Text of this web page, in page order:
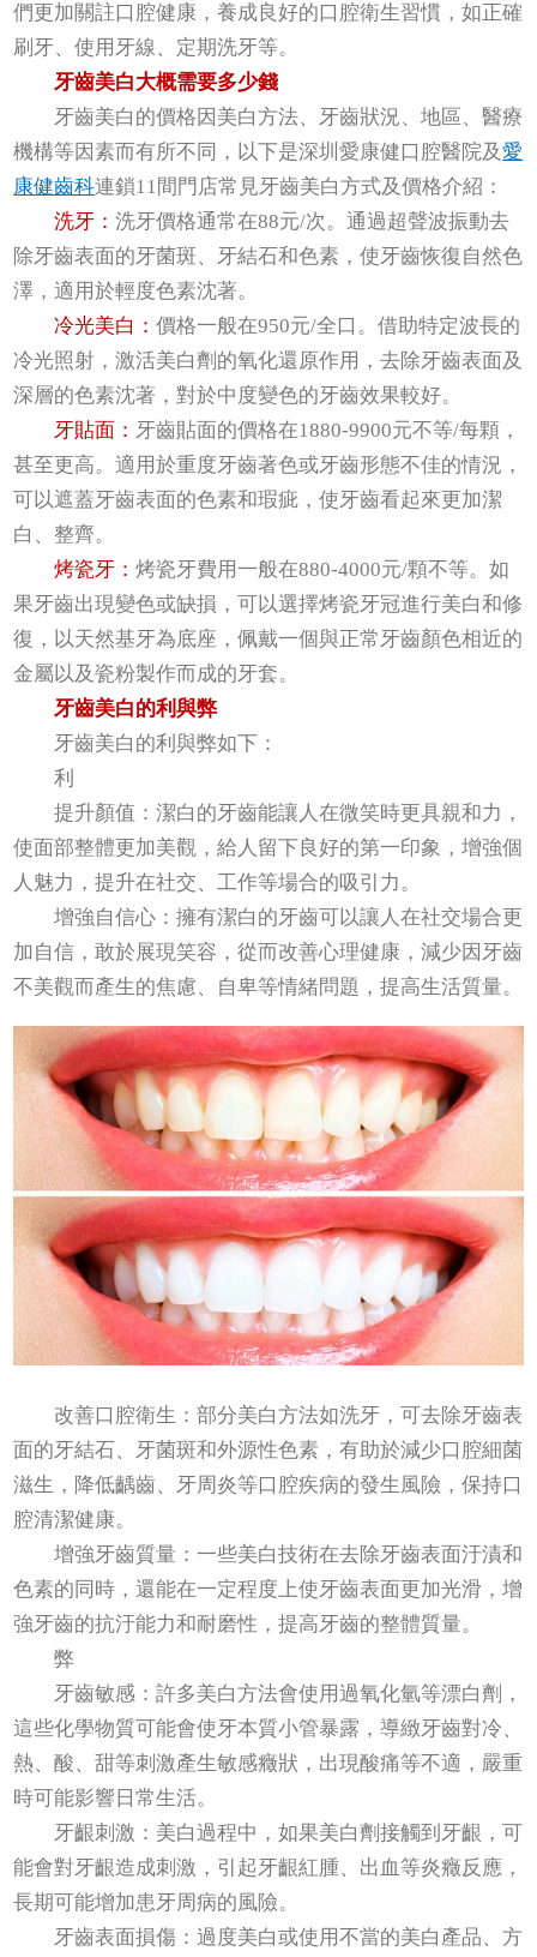
們更加關註口腔健康，養成良好的口腔衛生習慣，如正確
刷牙、使用牙線、定期洗牙等。
牙齒美白大概需要多少錢
牙齒美白的價格因美白方法、牙齒狀況、地區、醫療
機構等因素而有所不同，以下是深圳愛康健口腔醫院及愛
康健齒科連鎖11間門店常見牙齒美白方式及價格介紹：
洗牙：洗牙價格通常在88元/次。通過超聲波振動去
除牙齒表面的牙菌斑、牙結石和色素，使牙齒恢復自然色
澤，適用於輕度色素沈著。
冷光美白：價格一般在950元/全口。借助特定波長的
冷光照射，激活美白劑的氧化還原作用，去除牙齒表面及
深層的色素沈著，對於中度變色的牙齒效果較好。
牙貼面： 牙齒貼面的價格在1880-9900元不等/每顆，
甚至更高。適用於重度牙齒著色或牙齒形態不佳的情況，
可以遮蓋牙齒表面的色素和瑕疵，使牙齒看起來更加潔
白、整齊。
烤瓷牙：烤瓷牙費用一般在880-4000元/顆不等。如
果牙齒出現變色或缺損，可以選擇烤瓷牙冠進行美白和修
復，以天然基牙為底座，佩戴一個與正常牙齒顏色相近的
金屬以及瓷粉製作而成的牙套。
牙齒美白的利與弊
牙齒美白的利與弊如下：
利
提升顏值：潔白的牙齒能讓人在微笑時更具親和力，
使面部整體更加美觀，給人留下良好的第一印象，增強個
人魅力，提升在社交、工作等場合的吸引力。
增強自信心：擁有潔白的牙齒可以讓人在社交場合更
加自信，敢於展現笑容，從而改善心理健康，減少因牙齒
不美觀而產生的焦慮、自卑等情緒問題，提高生活質量。
改善口腔衛生：部分美白方法如洗牙，可去除牙齒表
面的牙結石、牙菌斑和外源性色素，有助於減少口腔細菌
滋生，降低齲齒、牙周炎等口腔疾病的發生風險，保持口
腔清潔健康。
增強牙齒質量：一些美白技術在去除牙齒表面汙漬和
色素的同時，還能在一定程度上使牙齒表面更加光滑，增
強牙齒的抗汙能力和耐磨性，提高牙齒的整體質量。
弊
牙齒敏感：許多美白方法會使用過氧化氫等漂白劑，
這些化學物質可能會使牙本質小管暴露，導緻牙齒對冷、
熱、酸、甜等刺激產生敏感癥狀，出現酸痛等不適，嚴重
時可能影響日常生活。
牙齦刺激：美白過程中，如果美白劑接觸到牙齦，可
能會對牙齦造成刺激，引起牙齦紅腫、出血等炎癥反應，
長期可能增加患牙周病的風險。
牙齒表面損傷：過度美白或使用不當的美白產品、方